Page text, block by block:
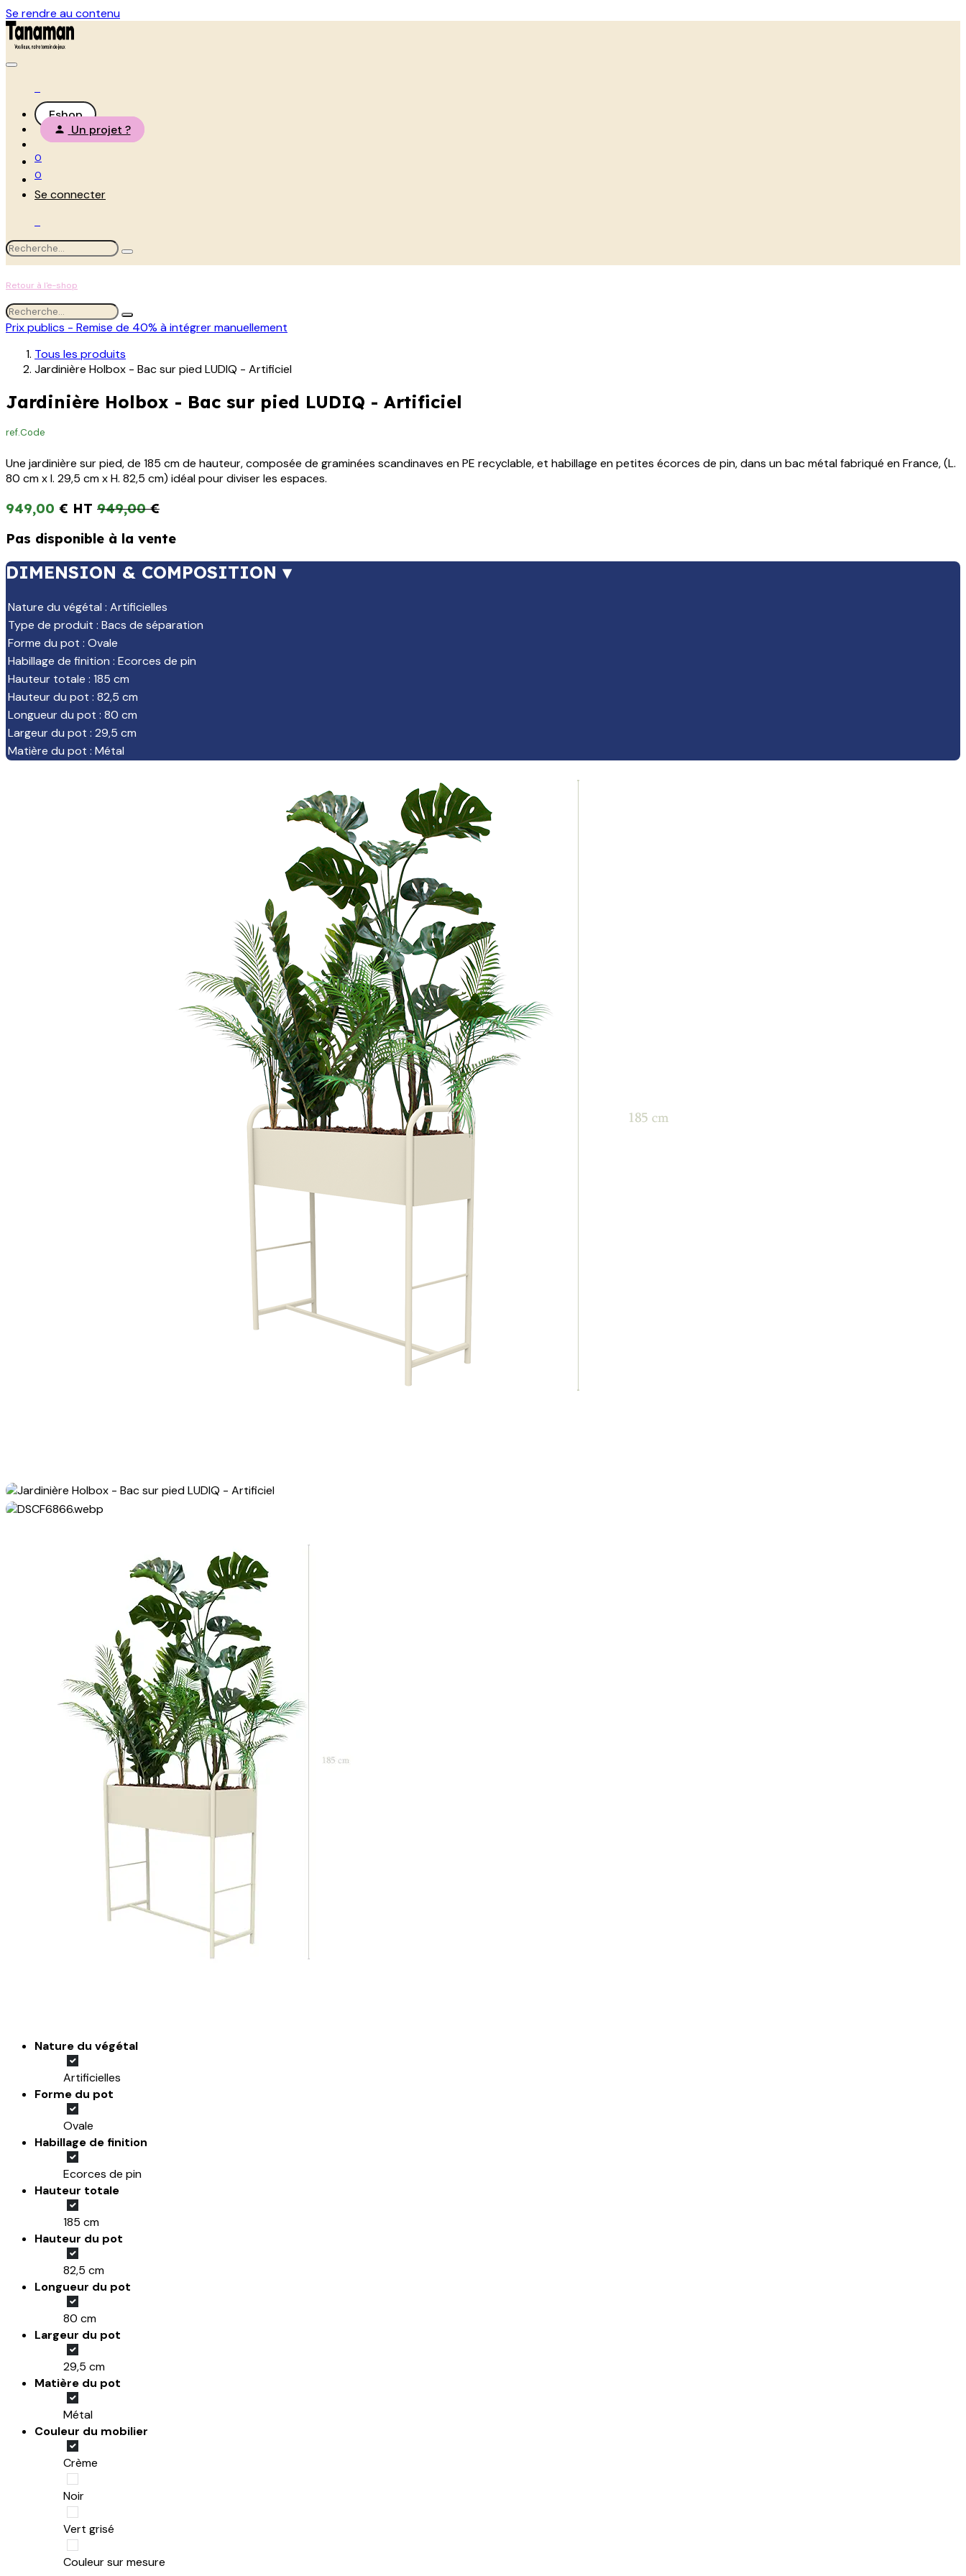
Se rendre au contenu
Eshop
Un projet ?
0
0
Se connecter
Retour à l'e-shop
Prix publics - Remise de 40% à intégrer manuellement
Tous les produits
Jardinière Holbox - Bac sur pied LUDIQ - Artificiel
Jardinière Holbox - Bac sur pied LUDIQ - Artificiel
ref.Code
Une jardinière sur pied, de 185 cm de hauteur, composée de graminées scandinaves en PE recyclable, et habillage en petites écorces de pin, dans un bac métal fabriqué en France, (L.
80 cm x l. 29,5 cm x H. 82,5 cm) idéal pour diviser les espaces.
949,00 € 949,00€
Pas disponible à la vente
DIMENSION & COMPOSITION ▾
Nature du végétal : Artificielles
Type de produit : Bacs de séparation
Forme du pot : Ovale
Habillage de finition : Ecorces de pin
Hauteur totale : 185 cm
Hauteur du pot : 82,5 cm
Longueur du pot : 80 cm
Largeur du pot : 29,5 cm
Matière du pot : Métal
Nature du végétal
Artificielles
Forme du pot
Ovale
Habillage de finition
Ecorces de pin
Hauteur totale
185 cm
Hauteur du pot
82,5 cm
Longueur du pot
80 cm
Largeur du pot
29,5 cm
Matière du pot
Métal
Couleur du mobilier
Crème
Noir
Vert grisé
Couleur sur mesure